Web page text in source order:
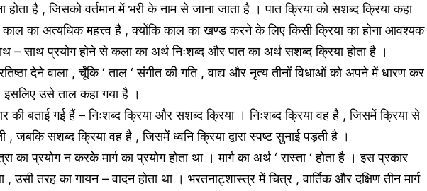
होता है , जिसको वर्तमान में भरी के नाम से जाना जाता है । पात क्रिया को सशब्द क्रिया कहा
काल का अत्यधिक महत्त्व है , क्योंकि काल का खण्ड करने के लिए किसी क्रिया का होना आवश्यक
साथ प्रयोग होने से कला का अर्थ निःशब्द और पात का अर्थ सशब्द क्रिया होता है ।
देने वाला , चूँकि ‘ ताल ‘ संगीत की गति , वाद्य और नृत्य तीनों विधाओं को अपने में धारण कर
इसलिए उसे ताल कहा गया है ।
की बताई गई हैं – निःशब्द क्रिया और सशब्द क्रिया । निःशब्द क्रिया वह है , जिसमें क्रिया से
, जबकि सशब्द क्रिया वह है , जिसमें ध्वनि क्रिया द्वारा स्पष्ट सुनाई पड़ती है ।
का प्रयोग न करके मार्ग का प्रयोग होता था । मार्ग का अर्थ ‘ रास्ता ‘ होता है । इस प्रकार
, उसी तरह का गायन – वादन होता था । भरतनाट्शास्त्र में चित्र , वार्तिक और दक्षिण तीन मार्ग